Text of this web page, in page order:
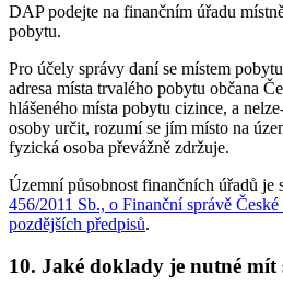
DAP podejte na finančním úřadu
pobytu.
Pro účely správy daní se místem
adresa místa trvalého pobytu občana
hlášeného místa pobytu cizince, a
osoby určit, rozumí se jím místo na
fyzická osoba převážně zdržuje.
Územní působnost finančních úřadů je
456/2011 Sb., o Finanční správě
pozdějších předpisů.
10. Jaké doklady je nutné mít